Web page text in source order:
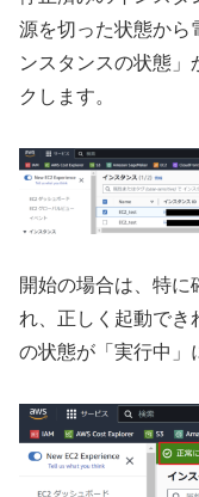
源を切った状態から
ンスタンスの状態」
クします。
開始の場合は、特に
れ、正しく起動でき
の状態が「実行中」